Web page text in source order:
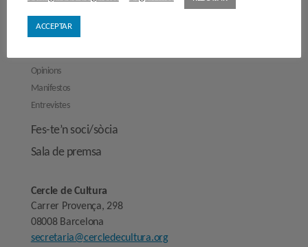
Activitats
Opinions
Manifestos
Entrevistes
Fes-te’n soci/sòcia
Sala de premsa
Cercle de Cultura
Carrer Provença, 298
08008 Barcelona
secretaria@cercledecultura.org
ACCEPTAR